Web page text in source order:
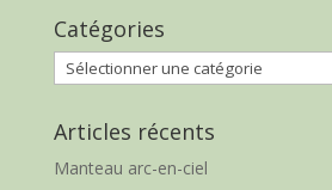
Catégories
Catégories
Articles récents
Manteau arc-en-ciel